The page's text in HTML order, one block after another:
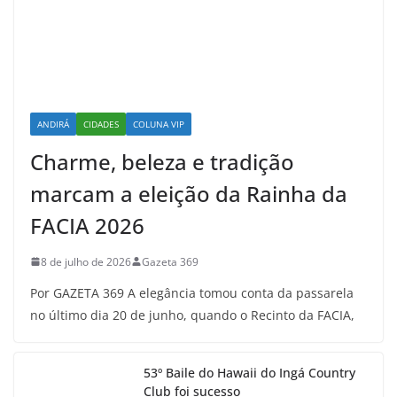
ANDIRÁ CIDADES COLUNA VIP
Charme, beleza e tradição
marcam a eleição da Rainha da
FACIA 2026
8 de julho de 2026 Gazeta 369
Por GAZETA 369 A elegância tomou conta da passarela
no último dia 20 de junho, quando o Recinto da FACIA,
53º Baile do Hawaii do Ingá Country
Club foi sucesso